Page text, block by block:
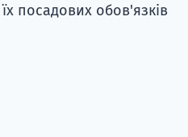
посадових обов'язків